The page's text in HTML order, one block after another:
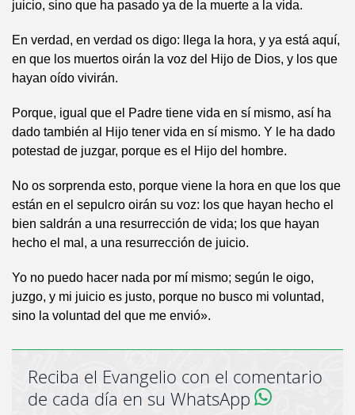
juicio, sino que ha pasado ya de la muerte a la vida.
En verdad, en verdad os digo: llega la hora, y ya está aquí,
en que los muertos oirán la voz del Hijo de Dios, y los que
hayan oído vivirán.
Porque, igual que el Padre tiene vida en sí mismo, así ha
dado también al Hijo tener vida en sí mismo. Y le ha dado
potestad de juzgar, porque es el Hijo del hombre.
No os sorprenda esto, porque viene la hora en que los que
están en el sepulcro oirán su voz: los que hayan hecho el
bien saldrán a una resurrección de vida; los que hayan
hecho el mal, a una resurrección de juicio.
Yo no puedo hacer nada por mí mismo; según le oigo,
juzgo, y mi juicio es justo, porque no busco mi voluntad,
sino la voluntad del que me envió».
Reciba el Evangelio con el comentario
de cada día en su WhatsApp